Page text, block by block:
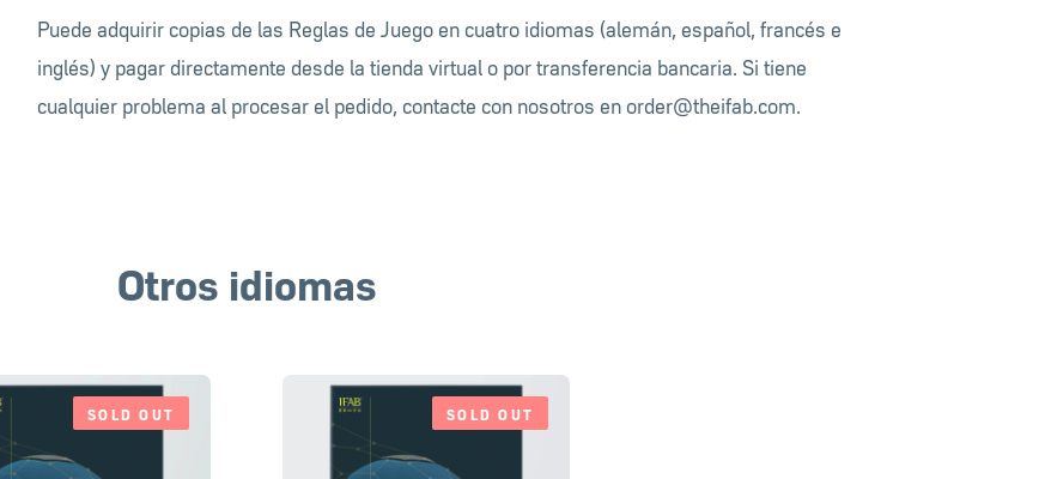
Puede adquirir copias de las Reglas de Juego en cuatro idiomas (alemán, español, francés e
inglés) y pagar directamente desde la tienda virtual o por transferencia bancaria. Si tiene
cualquier problema al procesar el pedido, contacte con nosotros en order@theifab.com.
Otros idiomas
SOLD OUT SOLD OUT